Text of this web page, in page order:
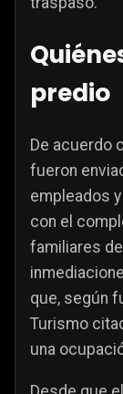
predio
De acuerdo
fueron
empleados
con el
familiares
que, según
Turismo
una